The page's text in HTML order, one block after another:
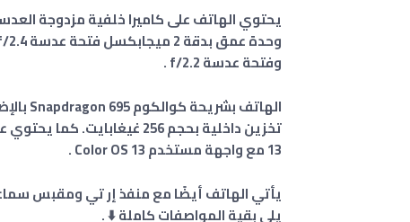
وحدة عمق بدقة 2 ميجابكسل فتحة عدسة f/2.4
وفتحة عدسة f/2.2 .
الهاتف بشريحة كوالكوم Snapdragon 695 بالإضافة إلى ذاكرة وصول عشوائي بحجم 8/12
13 مع واجهة مستخدم Color OS 13 .
يأتي الهاتف أيضًا مع منفذ إر تي ومقبس
يلي بقية المواصفات كاملة ⬇️ .